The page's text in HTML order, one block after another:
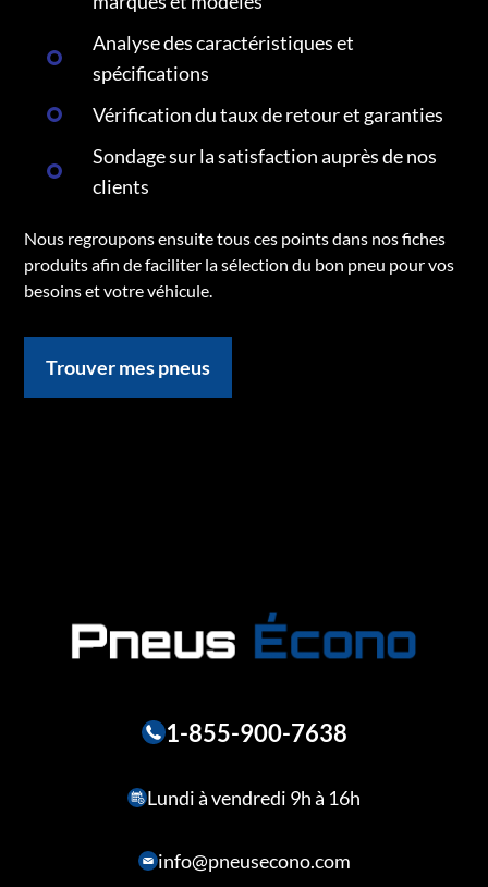
Analyse des caractéristiques et
spécifications
Vérification du taux de retour et garanties
Sondage sur la satisfaction auprès de nos
clients
Nous regroupons ensuite tous ces points dans nos fiches
produits afin de faciliter la sélection du bon pneu pour vos
besoins et votre véhicule.
Trouver mes pneus
1-855-900-7638
Lundi à vendredi 9h à 16h
info@pneusecono.com